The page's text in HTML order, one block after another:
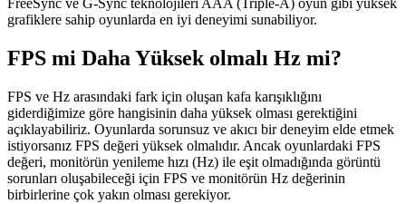
FreeSync ve G-Sync teknolojileri AAA (Triple-A) oyun gibi yüksek
grafiklere sahip oyunlarda en iyi deneyimi sunabiliyor.
FPS mi Daha Yüksek olmalı Hz mi?
FPS ve Hz arasındaki fark için oluşan kafa karışıklığını
giderdiğimize göre hangisinin daha yüksek olması gerektiğini
açıklayabiliriz. Oyunlarda sorunsuz ve akıcı bir deneyim elde etmek
istiyorsanız FPS değeri yüksek olmalıdır. Ancak oyunlardaki FPS
değeri, monitörün yenileme hızı (Hz) ile eşit olmadığında görüntü
sorunları oluşabileceği için FPS ve monitörün Hz değerinin
birbirlerine çok yakın olması gerekiyor.